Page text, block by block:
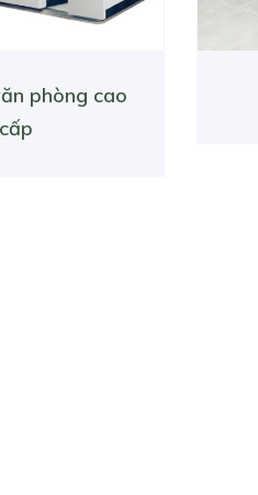
phòng cao
cấp